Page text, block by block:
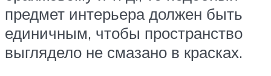
предмет интерьера должен быть
единичным, чтобы пространство
выглядело не смазано в красках.